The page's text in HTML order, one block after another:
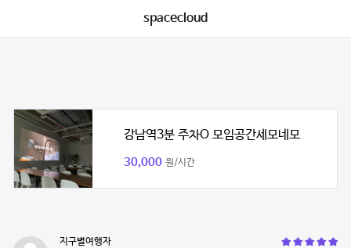
spacecloud
강남역3분 주차O 모임공간세모네모
30,000 원/시간
지구별여행자